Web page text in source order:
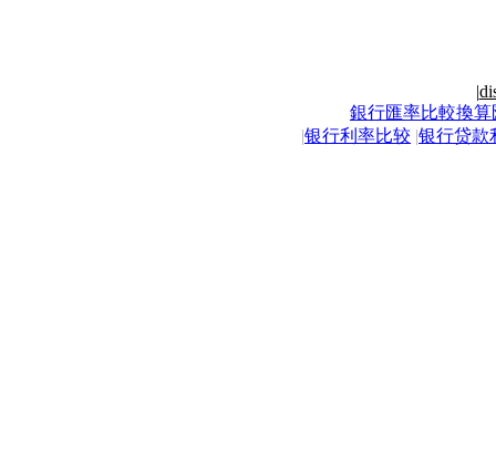
|
銀行匯率比較換算
|银行利率比较 |银行贷款